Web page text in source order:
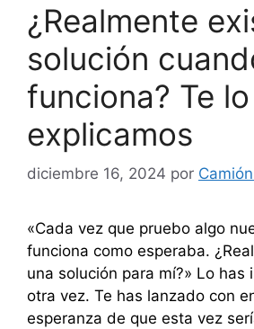
¿Realmente
solución
funciona? Te lo
explicamos
diciembre 16, 2024 por
«Cada vez que pruebo algo
funciona como esperaba.
una solución para mí?» Lo has
otra vez. Te has lanzado con
esperanza de que esta vez